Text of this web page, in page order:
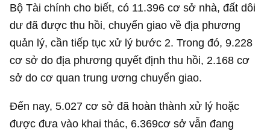
Bộ Tài chính cho biết, có 11.396 cơ sở nhà, đất dôi
dư đã được thu hồi, chuyển giao về địa phương
quản lý, cần tiếp tục xử lý bước 2. Trong đó, 9.228
cơ sở do địa phương quyết định thu hồi, 2.168 cơ
sở do cơ quan trung ương chuyển giao.
Đến nay, 5.027 cơ sở đã hoàn thành xử lý hoặc
được đưa vào khai thác, 6.369cơ sở vẫn đang